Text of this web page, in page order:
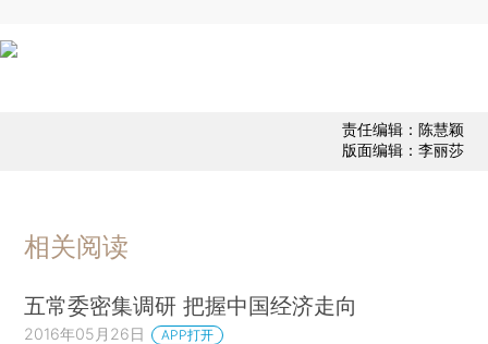
责任编辑：陈慧颖
版面编辑：李丽莎
相关阅读
五常委密集调研 把握中国经济走向
2016年05月26日 APP打开